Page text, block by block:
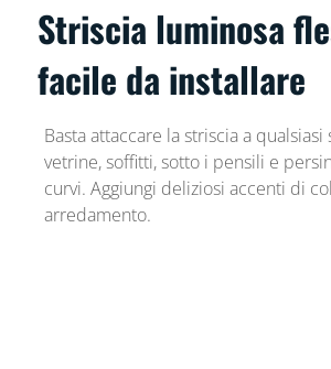
Striscia luminosa
facile da installare
Basta attaccare la striscia a
vetrine, soffitti, sotto i pensili e
curvi. Aggiungi deliziosi accenti di
arredamento.